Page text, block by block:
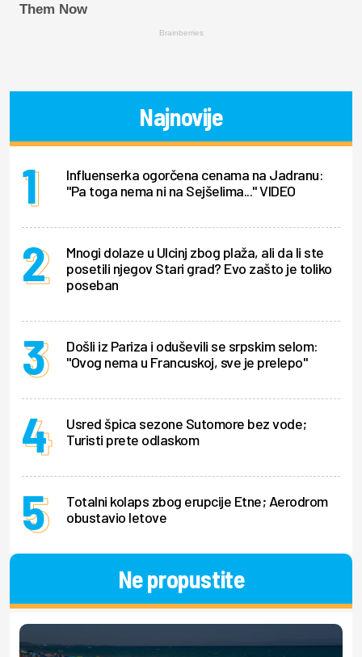
Them Now
Brainberries
Najnovije
Influenserka ogorčena cenama na Jadranu:
"Pa toga nema ni na Sejšelima..." VIDEO
Mnogi dolaze u Ulcinj zbog plaža, ali da li ste
posetili njegov Stari grad? Evo zašto je toliko
poseban
Došli iz Pariza i oduševili se srpskim selom:
"Ovog nema u Francuskoj, sve je prelepo"
Usred špica sezone Sutomore bez vode;
Turisti prete odlaskom
Totalni kolaps zbog erupcije Etne; Aerodrom
obustavio letove
Ne propustite